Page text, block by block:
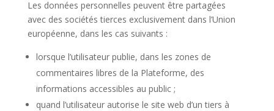
Les données personnelles peuvent être partagées
avec des sociétés tierces exclusivement dans l’Union
européenne, dans les cas suivants :
lorsque l’utilisateur publie, dans les zones de
commentaires libres de la Plateforme, des
informations accessibles au public ;
quand l’utilisateur autorise le site web d’un tiers à